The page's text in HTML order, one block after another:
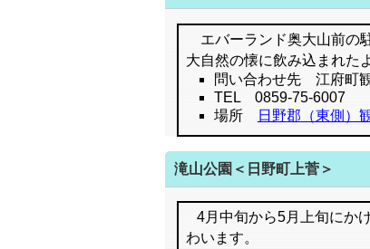
エバーランド奥大山前の
大自然の懐に飲み込まれた
問い合わせ先 江府町
TEL 0859-75-6007
場所
日野郡（東側）
滝山公園＜日野町上菅＞
4月中旬から5月上旬にか
わいます。